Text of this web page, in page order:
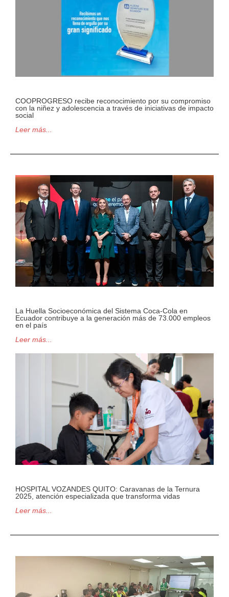
COOPROGRESO recibe reconocimiento por su compromiso
con la niñez y adolescencia a través de iniciativas de impacto
social
Leer más...
La Huella Socioeconómica del Sistema Coca-Cola en
Ecuador contribuye a la generación más de 73.000 empleos
en el país
Leer más...
HOSPITAL VOZANDES QUITO: Caravanas de la Ternura
2025, atención especializada que transforma vidas
Leer más...